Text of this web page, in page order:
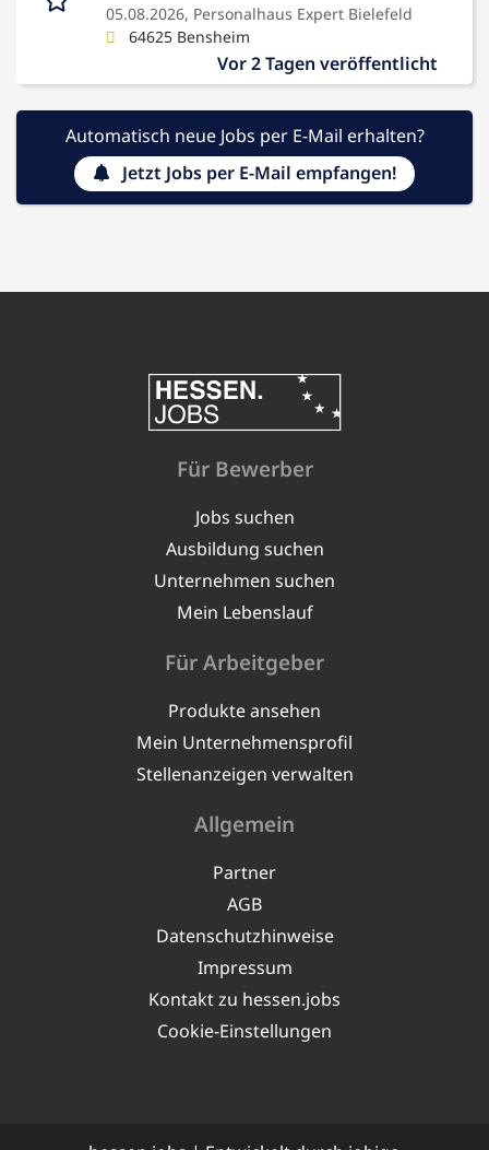
05.08.2026, Personalhaus Expert Bielefeld
64625 Bensheim
Vor 2 Tagen veröffentlicht
Automatisch neue Jobs per E-Mail erhalten?
Jetzt Jobs per E-Mail empfangen!
Für Bewerber
Jobs suchen
Ausbildung suchen
Unternehmen suchen
Mein Lebenslauf
Für Arbeitgeber
Produkte ansehen
Mein Unternehmensprofil
Stellenanzeigen verwalten
Allgemein
Partner
AGB
Datenschutzhinweise
Impressum
Kontakt zu hessen.jobs
Cookie-Einstellungen